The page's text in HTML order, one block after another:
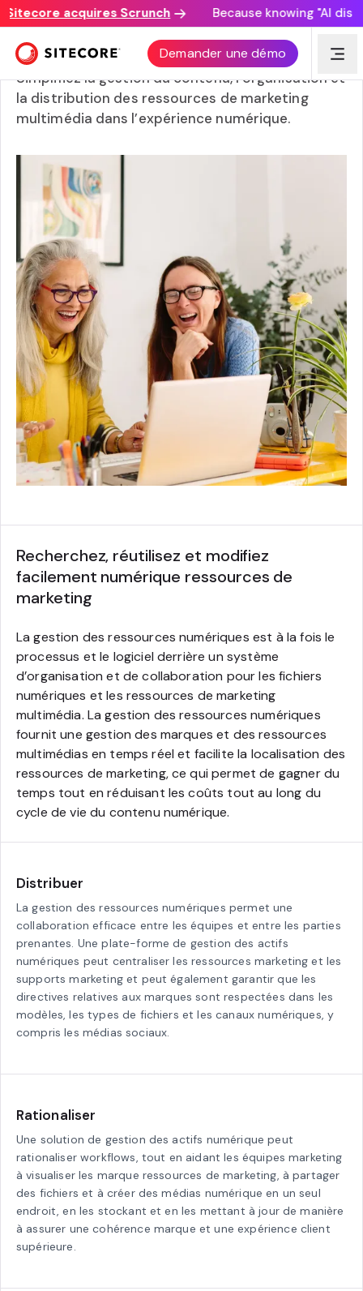
acquires Scrunch Because knowing "AI
Demander une démo
Gestion des ressources numériques
Simplifiez la gestion du contenu, l’organisation et
la distribution des ressources de marketing
multimédia dans l’expérience numérique.
Recherchez, réutilisez et modifiez
facilement numérique ressources de
marketing
La gestion des ressources numériques est à la fois le
processus et le logiciel derrière un système
d’organisation et de collaboration pour les fichiers
numériques et les ressources de marketing
multimédia. La gestion des ressources numériques
fournit une gestion des marques et des ressources
multimédias en temps réel et facilite la localisation des
ressources de marketing, ce qui permet de gagner du
temps tout en réduisant les coûts tout au long du
cycle de vie du contenu numérique.
Distribuer
La gestion des ressources numériques permet une
collaboration efficace entre les équipes et entre les parties
prenantes. Une plate-forme de gestion des actifs
numériques peut centraliser les ressources marketing et les
supports marketing et peut également garantir que les
directives relatives aux marques sont respectées dans les
modèles, les types de fichiers et les canaux numériques, y
compris les médias sociaux.
Rationaliser
Une solution de gestion des actifs numérique peut
rationaliser workflows, tout en aidant les équipes marketing
à visualiser les marque ressources de marketing, à partager
des fichiers et à créer des médias numérique en un seul
endroit, en les stockant et en les mettant à jour de manière
à assurer une cohérence marque et une expérience client
supérieure.